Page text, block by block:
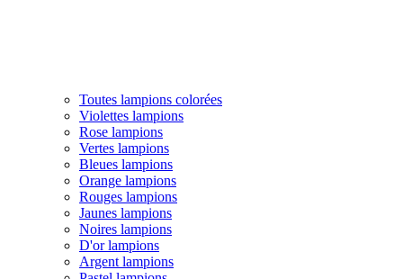
Toutes lampions colorées
Violettes lampions
Rose lampions
Vertes lampions
Bleues lampions
Orange lampions
Rouges lampions
Jaunes lampions
Noires lampions
D'or lampions
Argent lampions